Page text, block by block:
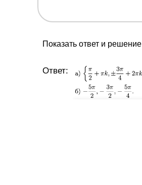
Показать ответ и решение
Ответ: